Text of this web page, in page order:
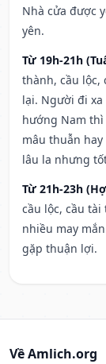
Nhà cửa được
yên.
Từ 19h-21h
thành, cầu lộc,
lại. Người đi
hướng Nam
mâu thuẫn
lâu la nhưng
Từ 21h-23h
cầu lộc, cầu
nhiều may
gặp thuận lợi.
Về Amlich.org